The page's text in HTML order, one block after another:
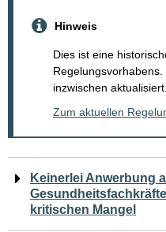
Hinweis
Dies ist eine
inzwischen aktualisiert.
Zum aktuellen
Navigation
für
Keinerlei Anwerbung
kritischen Mangel